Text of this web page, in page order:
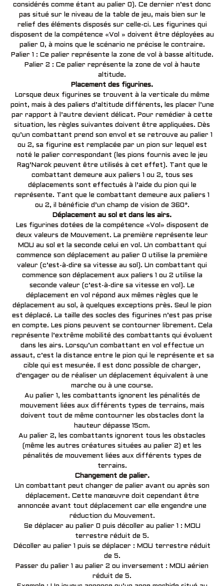
considérés comme étant au palier 0). Ce dernier n’est donc
pas situé sur le niveau de la table de jeu, mais bien sur le
relief des éléments disposés sur celle-ci. Les figurines qui
disposent de la compétence «Vol » doivent être déployées au
palier 0, à moins que le scénario ne précise le contraire.
Palier 1 : Ce palier représente la zone de vol à basse altitude.
Palier 2 : Ce palier représente la zone de vol à haute
altitude.
Placement des figurines.
Lorsque deux figurines se trouvent à la verticale du même
point, mais à des paliers d’altitude différents, les placer l’une
par rapport à l’autre devient délicat. Pour remédier à cette
situation, les règles suivantes doivent être appliquées. Dès
qu’un combattant prend son envol et se retrouve au palier 1
ou 2, sa figurine est remplacée par un pion sur lequel est
noté le palier correspondant (les pions fournis avec le jeu
Rag’Narok peuvent être utilisés à cet effet). Tant que le
combattant demeure aux paliers 1 ou 2, tous ses
déplacements sont effectués à l’aide du pion qui le
représente. Tant que le combattant demeure aux paliers 1
ou 2, il bénéficie d’un champ de vision de 360°.
Déplacement au sol et dans les airs.
Les figurines dotées de la compétence «Vol» disposent de
deux valeurs de Mouvement. La première représente leur
MOU au sol et la seconde celui en vol. Un combattant qui
commence son déplacement au palier 0 utilise la première
valeur (c’est-à-dire sa vitesse au sol). Un combattant qui
commence son déplacement aux paliers 1 ou 2 utilise la
seconde valeur (c’est-à-dire sa vitesse en vol). Le
déplacement en vol répond aux mêmes règles que le
déplacement au sol, à quelques exceptions près. Seul le pion
est déplacé. La taille des socles des figurines n’est pas prise
en compte. Les pions peuvent se contourner librement. Cela
représente l’extrême mobilité des combattants qui évoluent
dans les airs. Lorsqu’un combattant en vol effectue un
assaut, c’est la distance entre le pion qui le représente et sa
cible qui est mesurée. Il est donc possible de charger,
d’engager ou de réaliser un déplacement équivalent à une
marche ou à une course.
Au palier 1, les combattants ignorent les pénalités de
mouvement liées aux différents types de terrains, mais
doivent tout de même contourner les obstacles dont la
hauteur dépasse 15cm.
Au palier 2, les combattants ignorent tous les obstacles
(même les autres créatures situées au palier 2) et les
pénalités de mouvement liées aux différents types de
terrains.
Changement de palier.
Un combattant peut changer de palier avant ou après son
déplacement. Cette manœuvre doit cependant être
annoncée avant tout déplacement car elle engendre une
réduction du Mouvement.
Se déplacer au palier 0 puis décoller au palier 1 : MOU
terrestre réduit de 5.
Décoller au palier 1 puis se déplacer : MOU terrestre réduit
de 5.
Passer du palier 1 au palier 2 ou inversement : MOU aérien
réduit de 5.